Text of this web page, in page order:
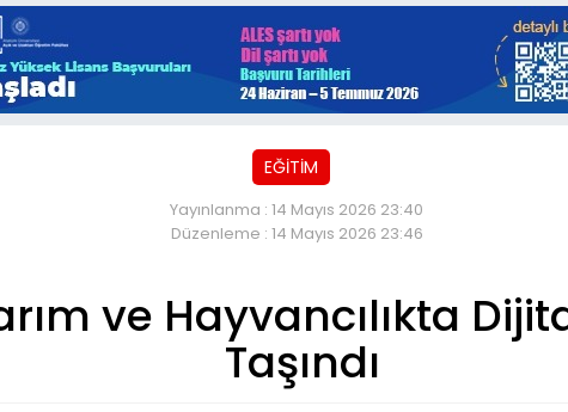
EĞİTİM
Yayınlanma : 14 Mayıs 2026 23:40
Düzenleme : 14 Mayıs 2026 23:46
ve Hayvancılıkta
Taşındı